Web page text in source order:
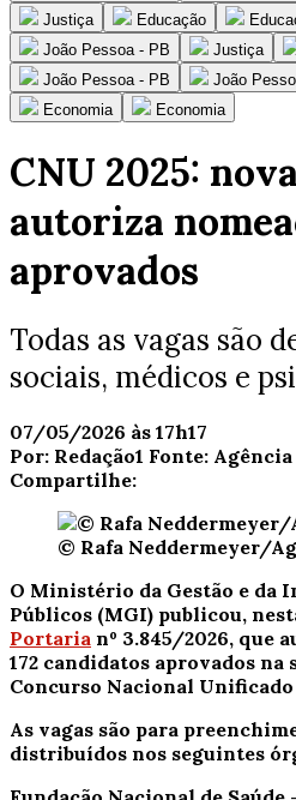
Justiça
Educação
João Pessoa - PB
Justiça
João Pessoa - PB
João
Economia
Economia
CNU 2025:
autoriza
aprovados
Todas as vagas são
sociais, médicos e
07/05/2026 às 17h17
Por: Redação1 Fonte:
Compartilhe:
© Rafa Neddermeyer/
O Ministério da Gestão e da
Públicos (MGI) publicou,
Portaria nº 3.845/2026, que
172 candidatos aprovados na
Concurso Nacional Unificado
As vagas são para
distribuídos nos seguintes